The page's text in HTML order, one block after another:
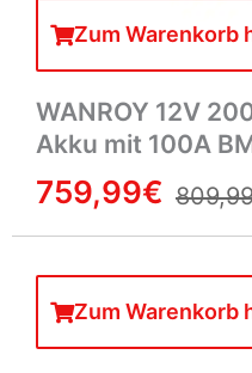
Zum Warenkorb
WANROY 12V
Akku mit 100A
759,99€
Zum Warenkorb